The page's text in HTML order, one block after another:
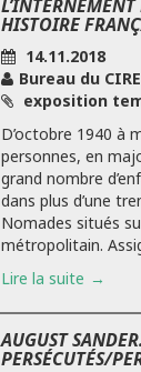
HISTOIRE
14.11.2018
Bureau du
exposition
D’octobre 1940 à
personnes, en
grand nombre
dans plus d’une
Nomades situés
métropolitain.
Lire la suite
AUGUST SANDER.
PERSÉCUTÉS/